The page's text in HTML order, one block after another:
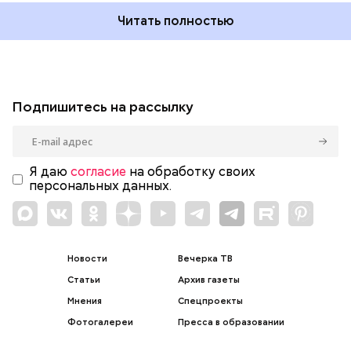
Читать полностью
Подпишитесь на рассылку
Я даю согласие на обработку своих
персональных данных.
Новости
Статьи
Мнения
Фотогалереи
Вечерка ТВ
Архив газеты
Спецпроекты
Пресса в образовании